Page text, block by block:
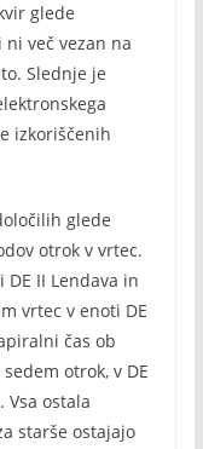
glede
več vezan na
Slednje je
izkoriščenih
glede
otrok v vrtec.
II Lendava in
vrtec v enoti DE
čas ob
otrok, v DE
Vsa ostala
starše ostajajo